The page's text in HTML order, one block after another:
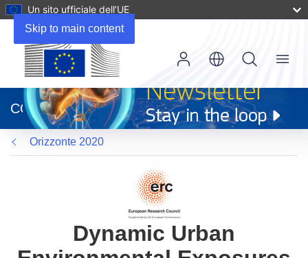
Skip to main content
Un sito ufficiale dell’UE
apre
in
una
nuova
finestra)
CORDIS
Menu
Orizzonte 2020
Dynamic Urban